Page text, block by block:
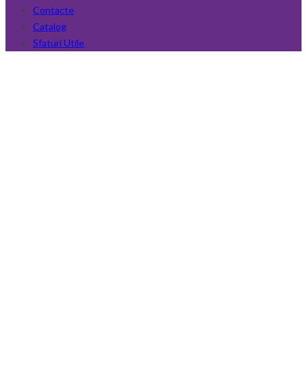
Contacte
Catalog
Sfaturi Utile